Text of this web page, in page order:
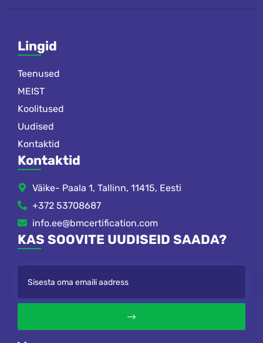
Lingid
Teenused
MEIST
Koolitused
Uudised
Kontaktid
Kontaktid
Väike- Paala 1, Tallinn, 11415, Eesti
+372 53708687
info.ee@bmcertification.com
KAS SOOVITE UUDISEID SAADA?